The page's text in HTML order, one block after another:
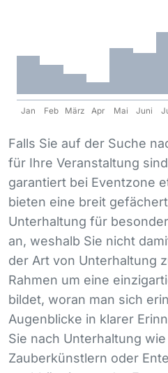
Jan Feb März Apr Mai Juni
Falls Sie auf der Suche
für Ihre Veranstaltung
garantiert bei Eventzone
bieten eine breit
Unterhaltung für
an, weshalb Sie nicht
der Art von Unterhaltung
Rahmen um eine
bildet, woran man sich
Augenblicke in klarer
Sie nach Unterhaltung
Zauberkünstlern oder